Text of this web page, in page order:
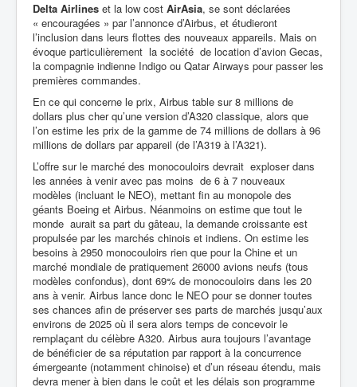
Delta Airlines et la low cost AirAsia, se sont déclarées
« encouragées » par l’annonce d’Airbus, et étudieront
l’inclusion dans leurs flottes des nouveaux appareils. Mais on
évoque particulièrement la société de location d’avion Gecas,
la compagnie indienne Indigo ou Qatar Airways pour passer les
premières commandes.
En ce qui concerne le prix, Airbus table sur 8 millions de
dollars plus cher qu’une version d’A320 classique, alors que
l’on estime les prix de la gamme de 74 millions de dollars à 96
millions de dollars par appareil (de l’A319 à l’A321).
L’offre sur le marché des monocouloirs devrait exploser dans
les années à venir avec pas moins de 6 à 7 nouveaux
modèles (incluant le NEO), mettant fin au monopole des
géants Boeing et Airbus. Néanmoins on estime que tout le
monde aurait sa part du gâteau, la demande croissante est
propulsée par les marchés chinois et indiens. On estime les
besoins à 2950 monocouloirs rien que pour la Chine et un
marché mondiale de pratiquement 26000 avions neufs (tous
modèles confondus), dont 69% de monocouloirs dans les 20
ans à venir. Airbus lance donc le NEO pour se donner toutes
ses chances afin de préserver ses parts de marchés jusqu’aux
environs de 2025 où il sera alors temps de concevoir le
remplaçant du célèbre A320. Airbus aura toujours l’avantage
de bénéficier de sa réputation par rapport à la concurrence
émergeante (notamment chinoise) et d’un réseau étendu, mais
devra mener à bien dans le coût et les délais son programme